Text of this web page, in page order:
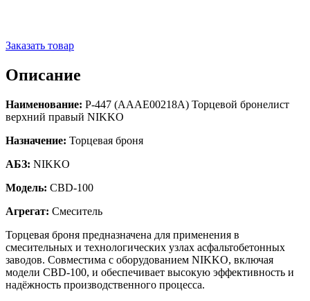
Заказать товар
Описание
Наименование: Р-447 (AAAE00218A) Торцевой бронелист
верхний правый NIKKO
Назначение: Торцевая броня
АБЗ: NIKKO
Модель: CBD-100
Агрегат: Смеситель
Торцевая броня предназначена для применения в
смесительных и технологических узлах асфальтобетонных
заводов. Совместима с оборудованием NIKKO, включая
модели CBD-100, и обеспечивает высокую эффективность и
надёжность производственного процесса.